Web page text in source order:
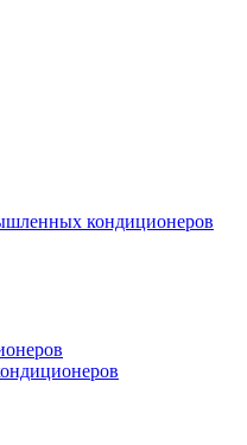
кондиционеров